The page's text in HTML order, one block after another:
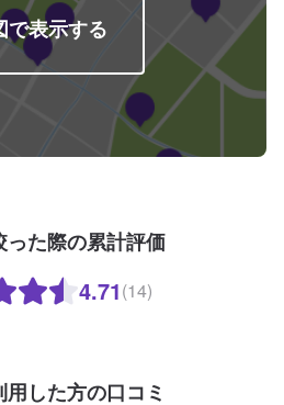
で表示する
った際の累計評価
4.71(14)
した方の口コミ